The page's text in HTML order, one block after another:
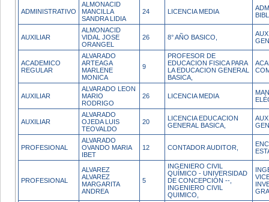
ADMINISTRATIVO
ALMONACID
MANCILLA
SANDRA LIDIA
24 LICENCIA MEDIA
AUXILIAR
ALMONACID
VIDAL JOSE
ORANGEL
26 8° AÑO BASICO,
ACADEMICO
REGULAR
ALVARADO
ARTEAGA
MARLENE
MONICA
9
PROFESOR DE
EDUCACION FISICA PARA
LA EDUCACION GENERAL
BASICA,
AUXILIAR
ALVARADO LEON
MARIO
RODRIGO
26 LICENCIA MEDIA
AUXILIAR
ALVARADO
OJEDA LUIS
TEOVALDO
20
LICENCIA EDUCACION
GENERAL BASICA,
PROFESIONAL
ALVARADO
OVANDO MARIA
IBET
12 CONTADOR AUDITOR,
PROFESIONAL
ALVAREZ
ALVAREZ
MARGARITA
ANDREA
5
INGENIERO CIVIL
QUÍMICO - UNIVERSIDAD
DE CONCEPCIÓN --,
INGENIERO CIVIL
QUIMICO,